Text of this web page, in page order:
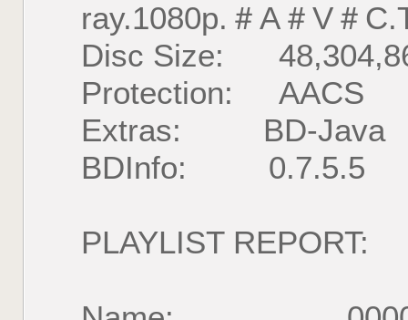
ray.1080p.＃A＃V＃
Disc Size:
Protection: AACS
Extras: BD-Java
BDInfo: 0.7.5.5
PLAYLIST REPORT: